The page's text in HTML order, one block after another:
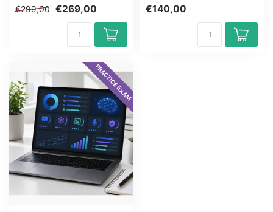
Include...
€299,00 €269,00
cen...
€140,00
PRACTICE EXAM